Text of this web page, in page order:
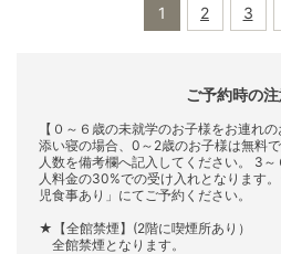
1 2 3
ご予約時の
【０～６歳の未就学のお子様をお連れ
添い寝の場合、0～2歳のお子様は無料
人数を備考欄へ記入してください。 3
人料金の30%での受け入れとなります
児食事あり」にてご予約ください。
★【全館禁煙】(2階に喫煙所あり）
全館禁煙となります。